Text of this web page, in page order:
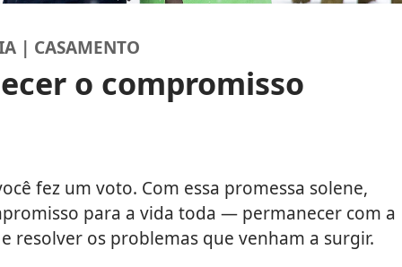
| CASAMENTO
o compromisso
fez um voto. Com essa promessa solene,
para a vida toda — permanecer com a
resolver os problemas que venham a surgir.